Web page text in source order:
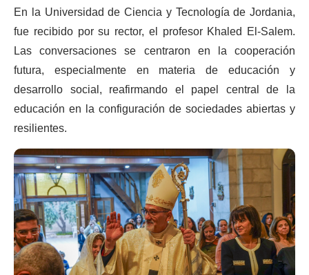
En la Universidad de Ciencia y Tecnología de Jordania,
fue recibido por su rector, el profesor Khaled El-Salem.
Las conversaciones se centraron en la cooperación
futura, especialmente en materia de educación y
desarrollo social, reafirmando el papel central de la
educación en la configuración de sociedades abiertas y
resilientes.